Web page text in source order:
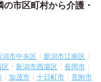
市区町村から介護・
潟市中央区
新潟市江南区
区 新潟市西蒲区
長岡市
加茂市 十日町市
見附市